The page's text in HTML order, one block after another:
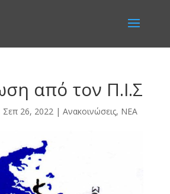
από τον Π.Ι.Σ
Σεπ 26, 2022| Ανακοινώσεις, ΝΕΑ